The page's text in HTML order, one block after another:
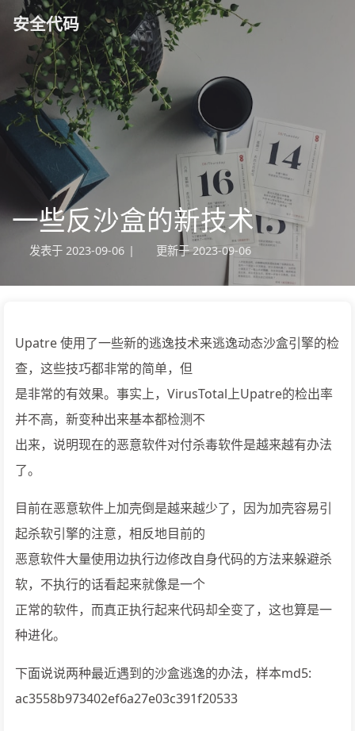
安全代码
一些反沙盒的新技术
发表于 2023-09-06 | 更新于 2023-09-06
Upatre 使用了一些新的逃逸技术来逃逸动态沙盒引擎的检
查，这些技巧都非常的简单，但
是非常的有效果。事实上，VirusTotal上Upatre的检出率
并不高，新变种出来基本都检测不
出来，说明现在的恶意软件对付杀毒软件是越来越有办法
了。
目前在恶意软件上加壳倒是越来越少了，因为加壳容易引
起杀软引擎的注意，相反地目前的
恶意软件大量使用边执行边修改自身代码的方法来躲避杀
软，不执行的话看起来就像是一个
正常的软件，而真正执行起来代码却全变了，这也算是一
种进化。
下面说说两种最近遇到的沙盒逃逸的办法，样本md5:
ac3558b973402ef6a27e03c391f20533